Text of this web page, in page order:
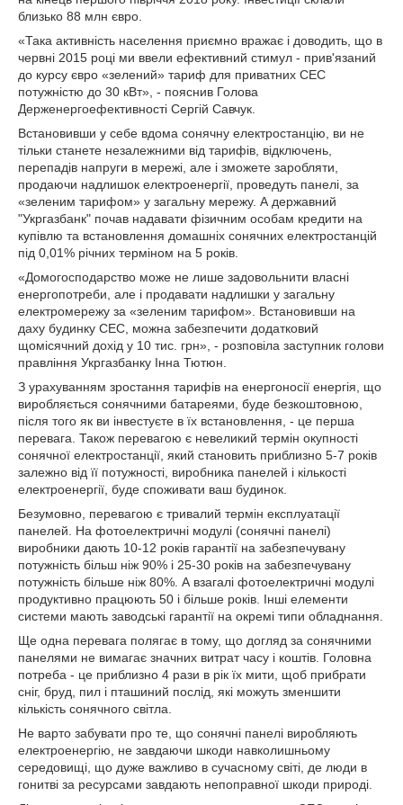
близько 88 млн євро.
«Така активність населення приємно вражає і доводить, що в
червні 2015 році ми ввели ефективний стимул - прив'язаний
до курсу євро «зелений» тариф для приватних СЕС
потужністю до 30 кВт», - пояснив Голова
Держенергоефективності Сергій Савчук.
Встановивши у себе вдома сонячну електростанцію, ви не
тільки станете незалежними від тарифів, відключень,
перепадів напруги в мережі, але і зможете заробляти,
продаючи надлишок електроенергії, проведуть панелі, за
«зеленим тарифом» у загальну мережу. А державний
"Укргазбанк" почав надавати фізичним особам кредити на
купівлю та встановлення домашніх сонячних електростанцій
під 0,01% річних терміном на 5 років.
«Домогосподарство може не лише задовольнити власні
енергопотреби, але і продавати надлишки у загальну
електромережу за «зеленим тарифом». Встановивши на
даху будинку СЕС, можна забезпечити додатковий
щомісячний дохід у 10 тис. грн», - розповіла заступник голови
правління Укргазбанку Інна Тютюн.
З урахуванням зростання тарифів на енергоносії енергія, що
виробляється сонячними батареями, буде безкоштовною,
після того як ви інвестуєте в їх встановлення, - це перша
перевага. Також перевагою є невеликий термін окупності
сонячної електростанції, який становить приблизно 5-7 років
залежно від її потужності, виробника панелей і кількості
електроенергії, буде споживати ваш будинок.
Безумовно, перевагою є тривалий термін експлуатації
панелей. На фотоелектричні модулі (сонячні панелі)
виробники дають 10-12 років гарантії на забезпечувану
потужність більш ніж 90% і 25-30 років на забезпечувану
потужність більше ніж 80%. А взагалі фотоелектричні модулі
продуктивно працюють 50 і більше років. Інші елементи
системи мають заводські гарантії на окремі типи обладнання.
Ще одна перевага полягає в тому, що догляд за сонячними
панелями не вимагає значних витрат часу і коштів. Головна
потреба - це приблизно 4 рази в рік їх мити, щоб прибрати
сніг, бруд, пил і пташиний послід, які можуть зменшити
кількість сонячного світла.
Не варто забувати про те, що сонячні панелі виробляють
електроенергію, не завдаючи шкоди навколишньому
середовищі, що дуже важливо в сучасному світі, де люди в
гонитві за ресурсами завдають непоправної шкоди природі.